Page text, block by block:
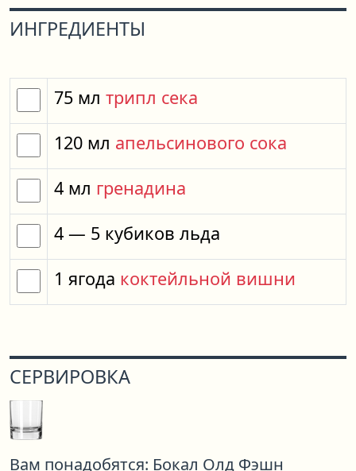
ИНГРЕДИЕНТЫ
75 мл трипл сека
120 мл апельсинового сока
4 мл гренадина
4 — 5 кубиков льда
1 ягода коктейльной вишни
СЕРВИРОВКА
Вам понадобятся: Бокал Олд Фэшн